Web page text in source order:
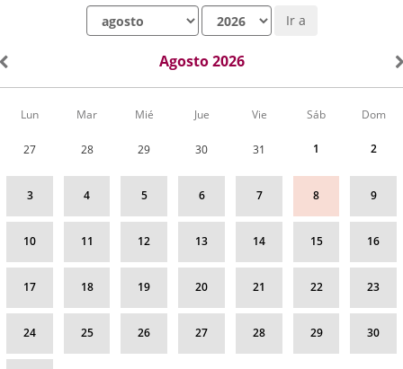
Ir a
Agosto 2026
Calendario
correspondiente
Lun Mar Mié Jue Vie Sáb Dom
27 28 29 30 31 1 2
3 4 5 6 7 8 9
10 11 12 13 14 15 16
17 18 19 20 21 22 23
24 25 26 27 28 29 30